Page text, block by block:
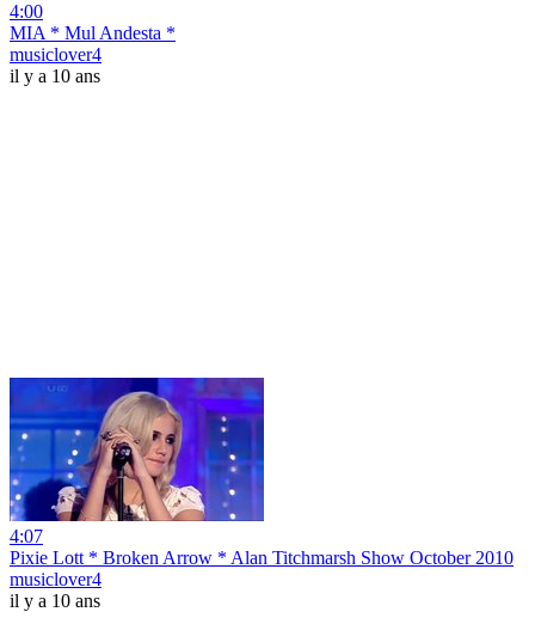
4:00
MIA * Mul Andesta *
musiclover4
il y a 10 ans
4:07
Pixie Lott * Broken Arrow * Alan Titchmarsh Show October 2010
musiclover4
il y a 10 ans